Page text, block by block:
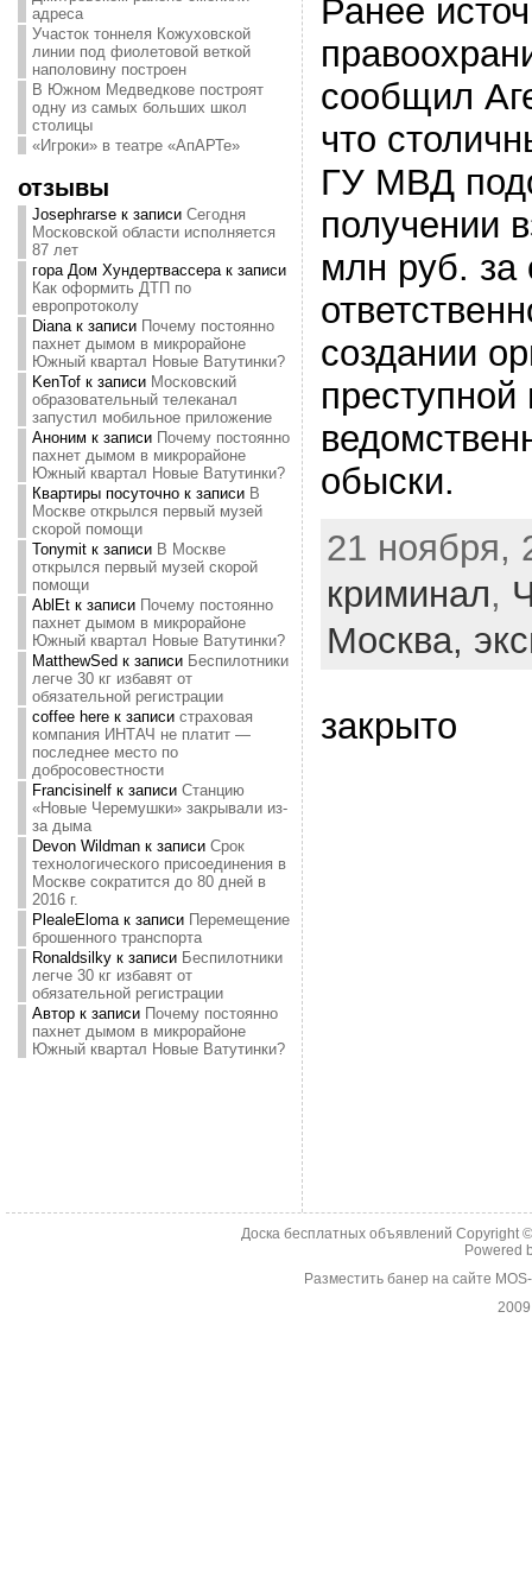
адреса
Участок тоннеля Кожуховской
линии под фиолетовой веткой
наполовину построен
В Южном Медведкове построят
одну из самых больших школ
столицы
«Игроки» в театре «АпАРТе»
отзывы
Josephrarseк записи Сегодня
Московской области исполняется
87 лет
гора Дом Хундертвассерак записи
Как оформить ДТП по
европротоколу
Dianaк записи Почему постоянно
пахнет дымом в микрорайоне
Южный квартал Новые Ватутинки?
KenTofк записи Московский
образовательный телеканал
запустил мобильное приложение
Аноним к записи Почему постоянно
пахнет дымом в микрорайоне
Южный квартал Новые Ватутинки?
Квартиры посуточнок записи В
Москве открылся первый музей
скорой помощи
Tonymitк записи В Москве
открылся первый музей скорой
помощи
AblEtк записи Почему постоянно
пахнет дымом в микрорайоне
Южный квартал Новые Ватутинки?
MatthewSed к записи Беспилотники
легче 30 кг избавят от
обязательной регистрации
coffee hereк записи страховая
компания ИНТАЧ не платит —
последнее место по
добросовестности
Francisinelfк записи Станцию
«Новые Черемушки» закрывали из-
за дыма
Devon Wildmanк записи Срок
технологического присоединения в
Москве сократится до 80 дней в
2016 г.
PlealeElomaк записи Перемещение
брошенного транспорта
Ronaldsilkyк записи Беспилотники
легче 30 кг избавят от
обязательной регистрации
Авторк записи Почему постоянно
пахнет дымом в микрорайоне
Южный квартал Новые Ватутинки?
Ранее
сообщил
что
ГУ МВД
получении
млн руб. за
создании
обыски.
21 ноября,
криминал,
Москва,
закрыто
Доска бесплатных объявлений Copyright
Powered
Разместить банер на сайте